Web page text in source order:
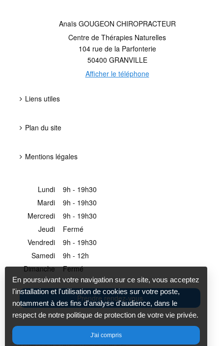
Anaïs GOUGEON CHIROPRACTEUR
Centre de Thérapies Naturelles
104 rue de la Parfonterie
50400 GRANVILLE
Afficher le téléphone
Liens utiles
Plan du site
Mentions légales
Lundi
9h - 19h30
Mardi
9h - 19h30
Mercredi
9h - 19h30
Jeudi
Fermé
Vendredi
9h - 19h30
Samedi
9h - 12h
Dimanche
Fermé
Prendre rendez-vous
Création et référencement du site par
En poursuivant votre navigation sur ce site, vous acceptez
l'installation et l'utilisation de cookies sur votre poste,
notamment à des fins d'analyse d'audience, dans le
respect de notre politique de protection de votre vie privée.
J'ai compris